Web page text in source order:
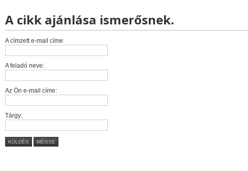
A cikk ajánlása ismerősnek.
A címzett e-mail címe:
A feladó neve:
Az Ön e-mail címe:
Tárgy:
KÜLDÉS MÉGSE